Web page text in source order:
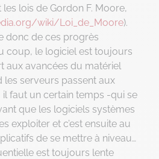
lois de Gordon F. Moore,
wiki/Loi_de_Moore).
donc de ces progrès
coup, le logiciel est toujours
aux avancées du matériel
les serveurs passent aux
faut un certain temps -qui se
que les logiciels systèmes
exploiter et c’est ensuite au
de se mettre à niveau…
est toujours lente